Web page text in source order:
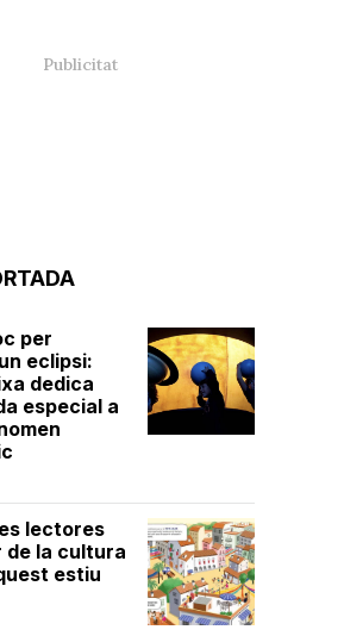
per
eclipsi:
dedica
especial a
lectores
de la cultura
estiu